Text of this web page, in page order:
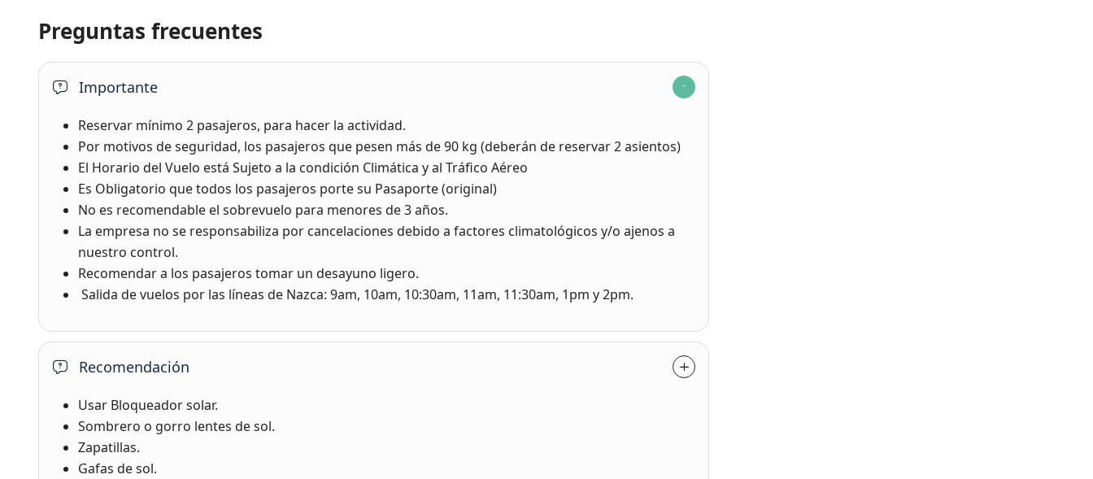
Preguntas frecuentes
Importante
Reservar mínimo 2 pasajeros, para hacer la actividad.
Por motivos de seguridad, los pasajeros que pesen más de 90 kg (deberán de reservar 2 asientos)
El Horario del Vuelo está Sujeto a la condición Climática y al Tráfico Aéreo
Es Obligatorio que todos los pasajeros porte su Pasaporte (original)
No es recomendable el sobrevuelo para menores de 3 años.
La empresa no se responsabiliza por cancelaciones debido a factores climatológicos y/o ajenos a
nuestro control.
Recomendar a los pasajeros tomar un desayuno ligero.
Salida de vuelos por las líneas de Nazca: 9am, 10am, 10:30am, 11am, 11:30am, 1pm y 2pm.
Recomendación
Usar Bloqueador solar.
Sombrero o gorro lentes de sol.
Zapatillas.
Gafas de sol.